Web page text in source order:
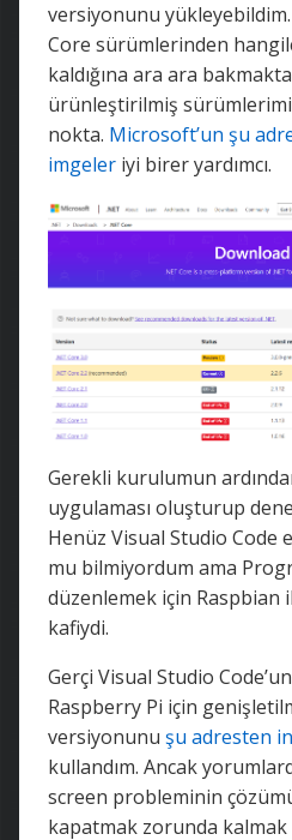
versiyonunu
Core sürümlerinden
kaldığına ara ara
ürünleştirilmiş
nokta. Microsoft’un şu
imgeler iyi birer yardımcı.
Gerekli kurulumun
uygulaması oluşturup
Henüz Visual Studio
mu bilmiyordum ama
düzenlemek için Raspbian
kafiydi.
Gerçi Visual Studio
Raspberry Pi için
versiyonunu şu adresten
kullandım. Ancak
screen probleminin
kapatmak zorunda kalmak